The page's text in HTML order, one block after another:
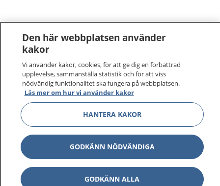
Den här webbplatsen använder
kakor
Vi använder kakor, cookies, för att ge dig en förbättrad
upplevelse, sammanställa statistik och för att viss
nödvändig funktionalitet ska fungera på webbplatsen.
Läs mer om hur vi använder kakor
HANTERA KAKOR
GODKÄNN NÖDVÄNDIGA
GODKÄNN ALLA